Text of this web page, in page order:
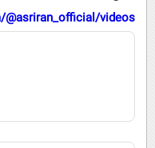
videos